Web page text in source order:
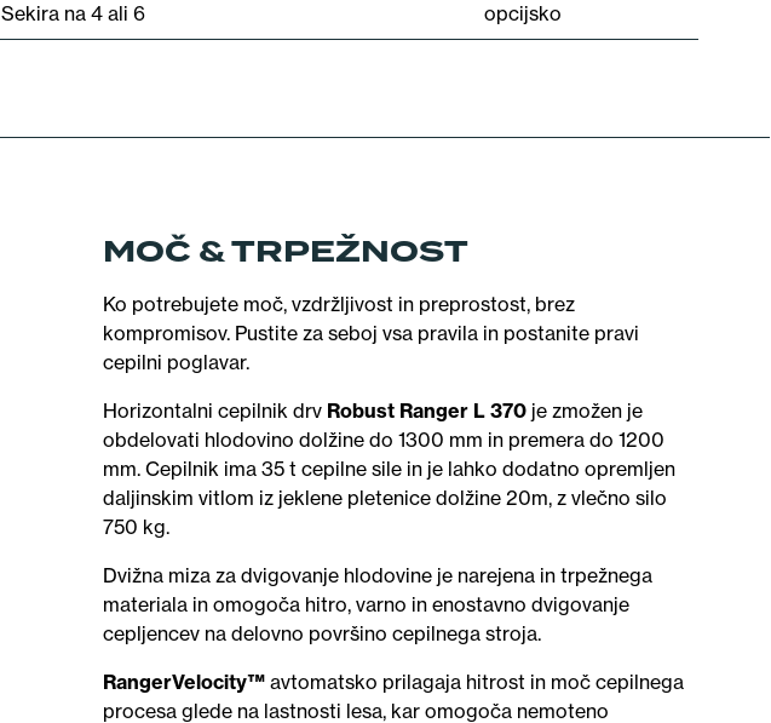
Sekira na 4 ali 6 opcijsko
MOČ & TRPEŽNOST
Ko potrebujete moč, vzdržljivost in preprostost, brez
kompromisov. Pustite za seboj vsa pravila in postanite pravi
cepilni poglavar.
Horizontalni cepilnik drv Robust Ranger L 370 je zmožen je
obdelovati hlodovino dolžine do 1300 mm in premera do 1200
mm. Cepilnik ima 35 t cepilne sile in je lahko dodatno opremljen
daljinskim vitlom iz jeklene pletenice dolžine 20m, z vlečno silo
750 kg.
Dvižna miza za dvigovanje hlodovine je narejena in trpežnega
materiala in omogoča hitro, varno in enostavno dvigovanje
cepljencev na delovno površino cepilnega stroja.
RangerVelocity™ avtomatsko prilagaja hitrost in moč cepilnega
procesa glede na lastnosti lesa, kar omogoča nemoteno